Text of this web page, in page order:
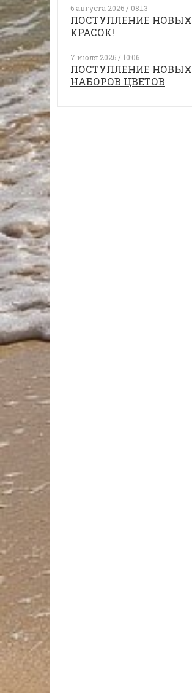
6 августа 2026 / 08:13
ПОСТУПЛЕНИЕ НОВЫХ
КРАСОК!
7 июля 2026 / 10:06
ПОСТУПЛЕНИЕ НОВЫХ
НАБОРОВ ЦВЕТОВ